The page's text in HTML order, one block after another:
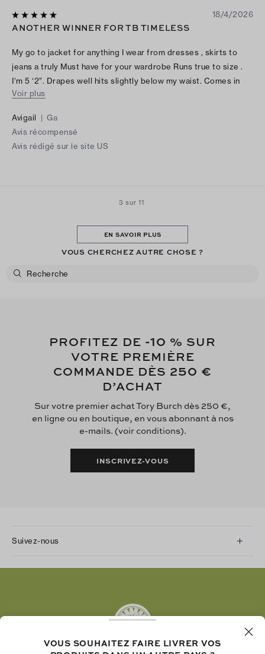
18/4/2026
ANOTHER WINNER FOR TB TIMELESS
My go to jacket for anything I wear from dresses , skirts to
jeans a truly Must have for your wardrobe Runs true to size .
I’m 5 ‘2”. Drapes well hits slightly below my waist. Comes in
several Beautiful colors definitely will need another color for
with Black or Burgundy trim I gave this Jacket a 5⭐️ ⭐️⭐️⭐️⭐️for
fabric, fit, Design. Compliments were always appreciated
Another Winner for Tory
Voir plus
Avigail | Ga
Avis récompensé
Avis rédigé sur le site US
3 sur 11
EN SAVOIR PLUS
VOUS CHERCHEZ AUTRE CHOSE ?
PROFITEZ DE -10 % SUR
VOTRE PREMIÈRE
COMMANDE DÈS 250 €
D’ACHAT
Sur votre premier achat Tory Burch dès 250 €,
en ligne ou en boutique, en vous abonnant à nos
e-mails. (voir conditions).
INSCRIVEZ-VOUS
Suivez-nous
Pinterest
VOUS SOUHAITEZ FAIRE LIVRER VOS